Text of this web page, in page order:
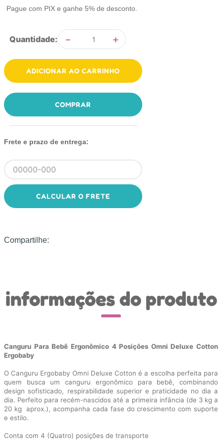
Pague com PIX e ganhe 5% de desconto.
Quantidade ＋
－
ADICIONAR AO CARRINHO
COMPRAR
Frete e prazo de entrega:
CALCULAR O FRETE
Compartilhe:
informações do produto
Canguru Para Bebê Ergonômico 4 Posições Omni Deluxe Cotton
Ergobaby
O Canguru Ergobaby Omni Deluxe Cotton é a escolha perfeita para
quem busca um canguru ergonômico para bebê, combinando
design sofisticado, respirabilidade superior e praticidade no dia a
dia. Perfeito para recém-nascidos até a primeira infância (de 3 kg a
20 kg aprox.), acompanha cada fase do crescimento com suporte
e estilo.
Conta com 4 (Quatro) posições de transporte